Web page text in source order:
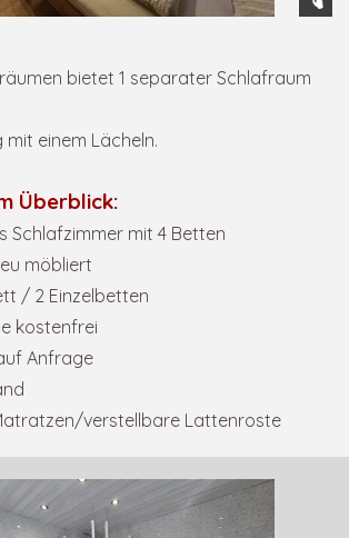
bietet 1 separater Schlafraum
mit einem Lächeln.
Überblick:
Schlafzimmer mit 4 Betten
möbliert
/ 2 Einzelbetten
kostenfrei
Anfrage
verstellbare Lattenroste